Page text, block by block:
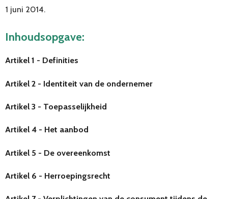
1 juni 2014.
Inhoudsopgave:
Artikel 1 - Definities
Artikel 2 - Identiteit van de ondernemer
Artikel 3 - Toepasselijkheid
Artikel 4 - Het aanbod
Artikel 5 - De overeenkomst
Artikel 6 - Herroepingsrecht